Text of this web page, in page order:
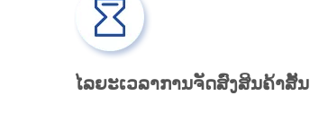
ໄລຍະເວລາການຈັດສົ່ງສິນຄ້າສັ້ນ